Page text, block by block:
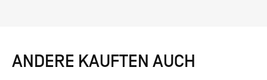
ANDERE KAUFTEN AUCH